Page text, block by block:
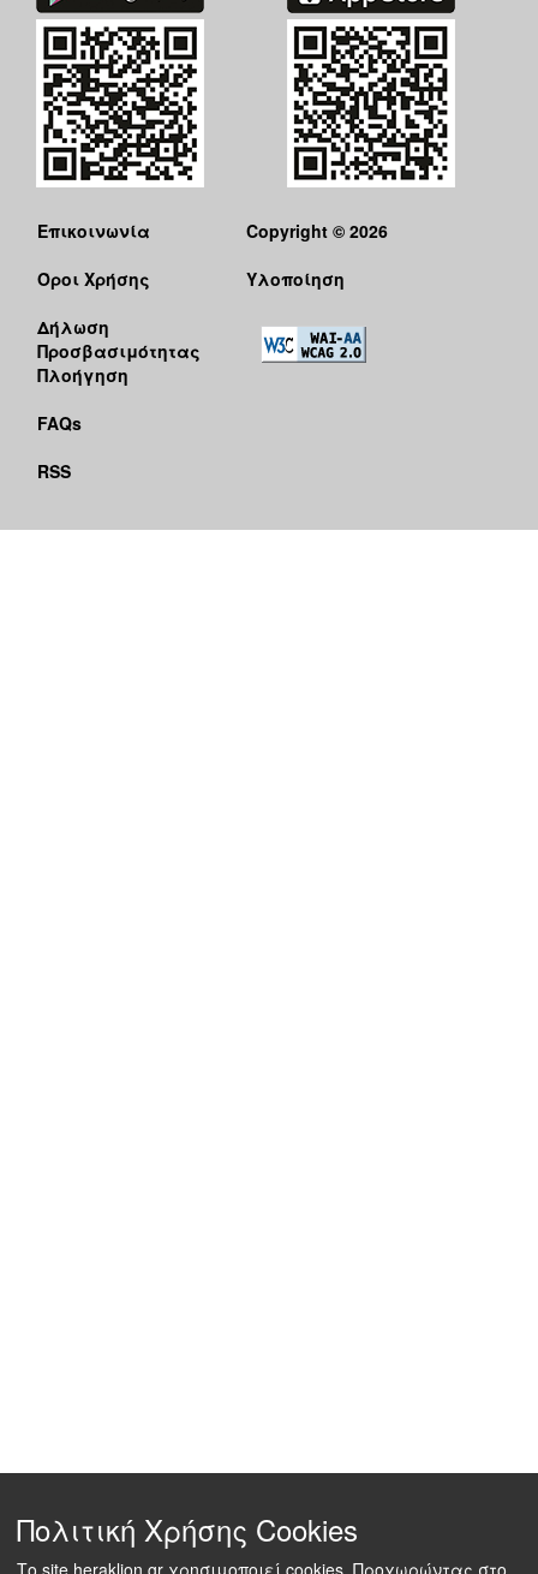
Επικοινωνία
Όροι Χρήσης
Δήλωση
Προσβασιμότητας
Πλοήγηση
FAQs
RSS
Copyright © 2026
Υλοποίηση
Πολιτική Χρήσης Cookies
Το site heraklion.gr χρησιμοποιεί cookies. Προχωρώντας στο